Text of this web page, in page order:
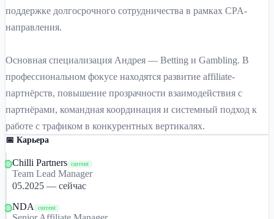
поддержке долгосрочного сотрудничества в рамках CPA-
направления.
Основная специализация Андрея — Betting и Gambling. В
профессиональном фокусе находятся развитие affiliate-
партнёрств, повышение прозрачности взаимодействия с
партнёрами, командная координация и системный подход к
работе с трафиком в конкурентных вертикалях.
📅 Карьера
Chilli Partners current
Team Lead Manager
05.2025 — сейчас
NDA
current